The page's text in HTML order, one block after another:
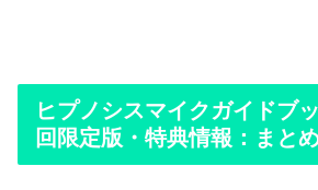
ヒプノシスマイクガイドブ
回限定版・特典情報：まと